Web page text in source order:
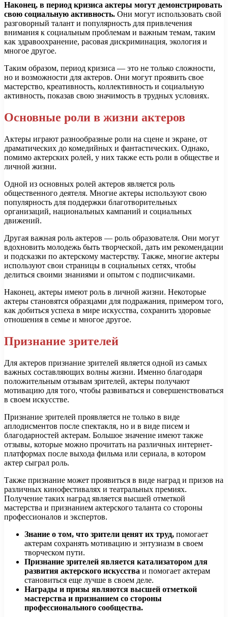
Наконец, в период кризиса актеры могут демонстрировать
свою социальную активность. Они могут использовать свой
разговорный талант и популярность для привлечения
внимания к социальным проблемам и важным темам, таким
как здравоохранение, расовая дискриминация, экология и
многое другое.
Таким образом, период кризиса — это не только сложности,
но и возможности для актеров. Они могут проявить свое
мастерство, креативность, коллективность и социальную
активность, показав свою значимость в трудных условиях.
Основные роли в жизни актеров
Актеры играют разнообразные роли на сцене и экране, от
драматических до комедийных и фантастических. Однако,
помимо актерских ролей, у них также есть роли в обществе и
личной жизни.
Одной из основных ролей актеров является роль
общественного деятеля. Многие актеры используют свою
популярность для поддержки благотворительных
организаций, национальных кампаний и социальных
движений.
Другая важная роль актеров — роль образователя. Они могут
вдохновить молодежь быть творческой, дать им рекомендации
и подсказки по актерскому мастерству. Также, многие актеры
используют свои страницы в социальных сетях, чтобы
делиться своими знаниями и опытом с подписчиками.
Наконец, актеры имеют роль в личной жизни. Некоторые
актеры становятся образцами для подражания, примером того,
как добиться успеха в мире искусства, сохранить здоровые
отношения в семье и многое другое.
Признание зрителей
Для актеров признание зрителей является одной из самых
важных составляющих волны жизни. Именно благодаря
положительным отзывам зрителей, актеры получают
мотивацию для того, чтобы развиваться и совершенствоваться
в своем искусстве.
Признание зрителей проявляется не только в виде
аплодисментов после спектакля, но и в виде писем и
благодарностей актерам. Большое значение имеют также
отзывы, которые можно прочитать на различных интернет-
платформах после выхода фильма или сериала, в котором
актер сыграл роль.
Также признание может проявиться в виде наград и призов на
различных кинофестивалях и театральных премиях.
Получение таких наград является высшей отметкой
мастерства и признанием актерского таланта со стороны
профессионалов и экспертов.
Знание о том, что зрители ценят их труд, помогает
актерам сохранять мотивацию и энтузиазм в своем
творческом пути.
Признание зрителей является катализатором для
развития актерского искусства и помогает актерам
становиться еще лучше в своем деле.
Награды и призы являются высшей отметкой
мастерства и признанием со стороны
профессионального сообщества.